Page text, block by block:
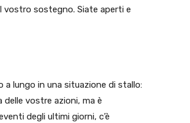
vostro sostegno. Siate aperti e
lungo in una situazione di stallo:
delle vostre azioni, ma è
degli ultimi giorni, c’è